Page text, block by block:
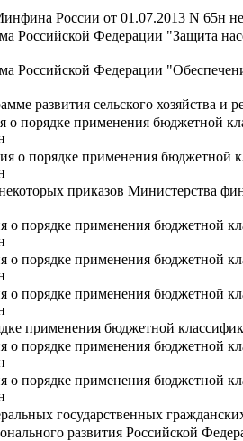
России от 01.07.2013 N 65н
Российской Федерации "Защита
Российской Федерации
развития сельского хозяйства
о порядке применения бюджетной
о порядке применения
приказов Министерства
о порядке применения бюджетной
о порядке применения бюджетной
о порядке применения бюджетной
применения бюджетной
о порядке применения бюджетной
о порядке применения бюджетной
государственных
развития Российской